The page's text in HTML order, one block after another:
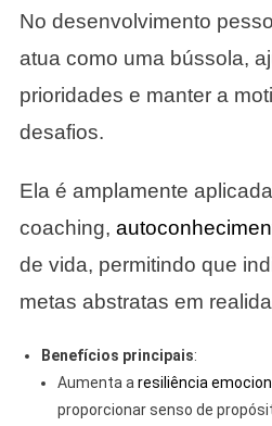
No desenvolvimento
atua como uma bússola,
prioridades e manter a
desafios.
Ela é amplamente
coaching,
de vida, permitindo que
metas abstratas em
Benefícios principais:
Aumenta a resiliência
proporcionar senso de